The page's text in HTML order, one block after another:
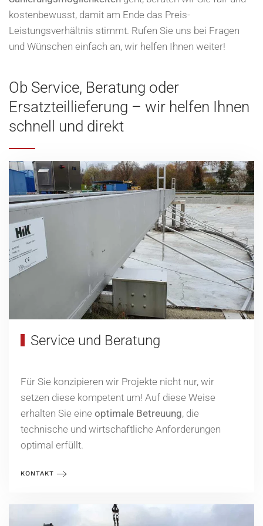
kostenbewusst, damit am Ende das Preis-
Leistungsverhältnis stimmt. Rufen Sie uns bei Fragen
und Wünschen einfach an, wir helfen Ihnen weiter!
Ob Service, Beratung oder
Ersatzteillieferung – wir helfen Ihnen
schnell und direkt
Service und Beratung
Für Sie konzipieren wir Projekte nicht nur, wir
setzen diese kompetent um! Auf diese Weise
erhalten Sie eine optimale Betreuung, die
technische und wirtschaftliche Anforderungen
optimal erfüllt.
KONTAKT